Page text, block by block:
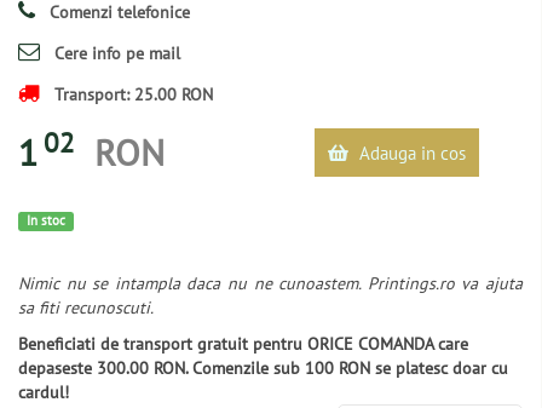
Comenzi telefonice
Cere info pe mail
Transport: 25.00 RON
1 02 RON Adauga in cos
In stoc
Nimic nu se intampla daca nu ne cunoastem. Printings.ro va ajuta
sa fiti recunoscuti.
Beneficiati de transport gratuit pentru ORICE COMANDA care
depaseste 300.00 RON. Comenzile sub 100 RON se platesc doar cu
cardul!